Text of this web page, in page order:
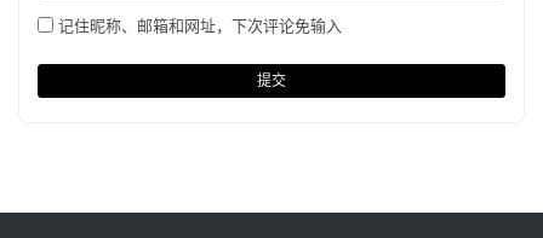
记住昵称、邮箱和网址，下次评论免输入
提交